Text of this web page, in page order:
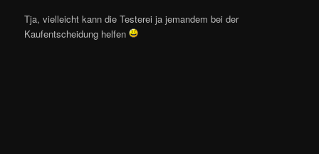
Tja, vielleicht kann die Testerei ja jemandem bei der
Kaufentscheidung helfen